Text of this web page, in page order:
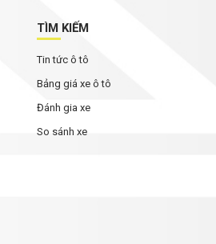
TÌM KIẾM
Tin tức ô tô
Bảng giá xe ô tô
Đánh gia xe
So sánh xe